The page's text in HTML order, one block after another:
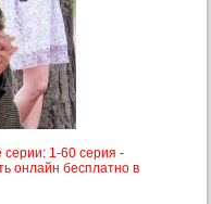
серии: 1-60 серия -
онлайн бесплатно в